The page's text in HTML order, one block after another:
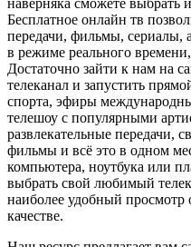
Бесплатное онлайн тв
передачи, фильмы, сериалы,
в режиме реального
Достаточно зайти к нам на
телеканал и запустить
спорта, эфиры
телешоу с популярными
развлекательные передачи,
фильмы и всё это в одном
компьютера, ноутбука или
выбрать свой любимый
наиболее удобный
качестве.